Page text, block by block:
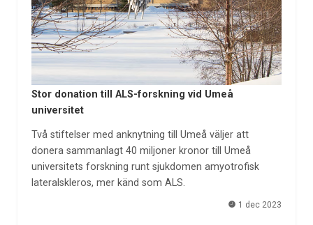
Stor donation till ALS-forskning vid Umeå
universitet
Två stiftelser med anknytning till Umeå väljer att
donera sammanlagt 40 miljoner kronor till Umeå
universitets forskning runt sjukdomen amyotrofisk
lateralskleros, mer känd som ALS.
1 dec 2023